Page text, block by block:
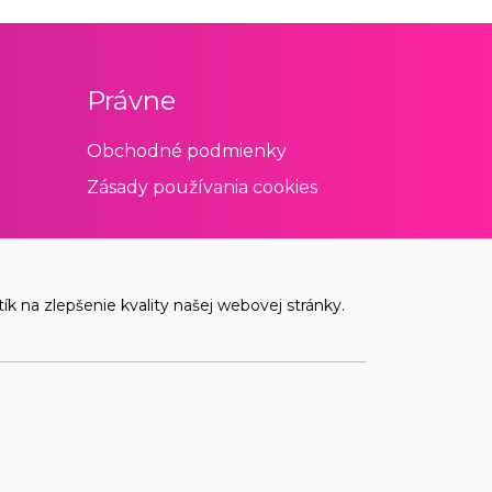
na zlepšenie kvality našej webovej stránky.
Právne
Obchodné podmienky
Zásady používania cookies